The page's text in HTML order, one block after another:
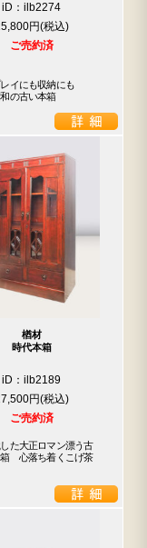
iD：ilb2274
円
ご売約済
イにも収納にも
の古い本箱
楢材
時代本箱
iD：ilb2189
円
ご売約済
た大正ロマン漂う古
　心落ち着くこげ茶